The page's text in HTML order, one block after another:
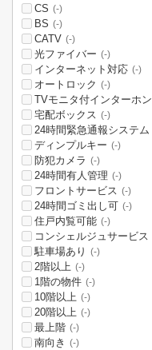
CS (-)
BS (-)
CATV (-)
光ファイバー (-)
インターネット対応 (-)
オートロック (-)
TVモニタ付インターホン
宅配ボックス (-)
24時間緊急通報システム
ディンプルキー (-)
防犯カメラ (-)
24時間有人管理 (-)
フロントサービス (-)
24時間ゴミ出し可 (-)
住戸内覧可能 (-)
コンシェルジュサービス
駐車場あり (-)
2階以上 (-)
1階の物件 (-)
10階以上 (-)
20階以上 (-)
最上階 (-)
南向き (-)